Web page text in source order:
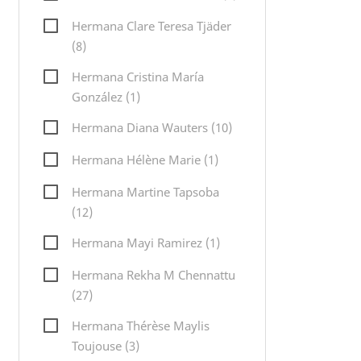
Hermana Clare Teresa Tjäder
(8)
Hermana Cristina María
González (1)
Hermana Diana Wauters (10)
Hermana Hélène Marie (1)
Hermana Martine Tapsoba
(12)
Hermana Mayi Ramirez (1)
Hermana Rekha M Chennattu
(27)
Hermana Thérèse Maylis
Toujouse (3)